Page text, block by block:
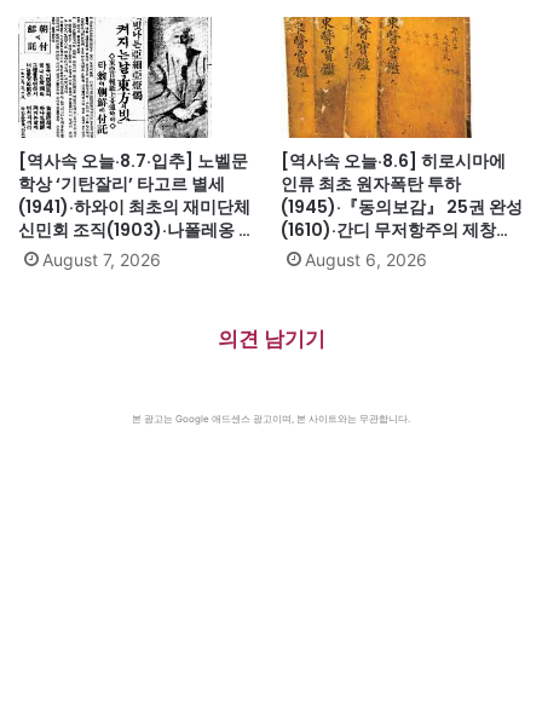
납치사건(1973)
게이트로 사상 첫 대통령 사임
(1974)
[역사속 오늘·8.7·입추] 노벨문
학상 ‘기탄잘리’ 타고르 별세
(1941)·하와이 최초의 재미단체
신민회 조직(1903)·나폴레옹 세
인트헬레나섬 유배(1815)·英 해
군, 스페인 무적함대 격파
트리스트에서 한국 제외(2019)
August 7, 2026
[역사속 오늘·8.6] 히로시마에
인류 최초 원자폭탄 투하
(1945)·『동의보감』 25권 완성
(1610)·간디 무저항주의 제창
(1931)·대전엑스포 개막(1993)·
자메이카, 영국에서 독립(1962)
August 6, 2026
의견 남기기
본 광고는 Google 애드센스 광고이며, 본 사이트와는 무관합니다.